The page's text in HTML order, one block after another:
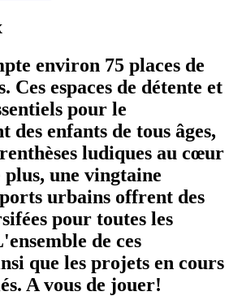
environ 75 places de
Ces espaces de détente et
pour le
des enfants de tous âges,
ludiques au cœur
une vingtaine
urbains offrent des
pour toutes les
de ces
que les projets en cours
A vous de jouer!